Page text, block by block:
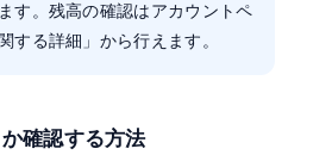
す。残高の確認はアカウントペ
する詳細」から行えます。
確認する方法